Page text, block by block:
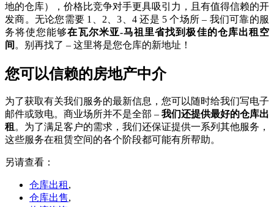
地的仓库），价格比竞争对手更具吸引力，且有值得信赖的开
发商。无论您需要 1、2、3、4 还是 5 个场所 – 我们可靠的服
务将使您能够在瓦尔米亚-马祖里省找到极佳的仓库出租空
间 。别再找了 – 这里将是您仓库的新地址！
您可以信赖的房地产中介
为了获取有关我们服务的最新信息，您可以随时给我们写电子
邮件或致电。商业场所并不是全部 – 我们还提供最好的仓库出
租。为了满足客户的需求，我们还保证提供一系列其他服务，
这些服务在租赁空间的各个阶段都可能有所帮助。
另请查看：
仓库出租 ,
仓库出售,